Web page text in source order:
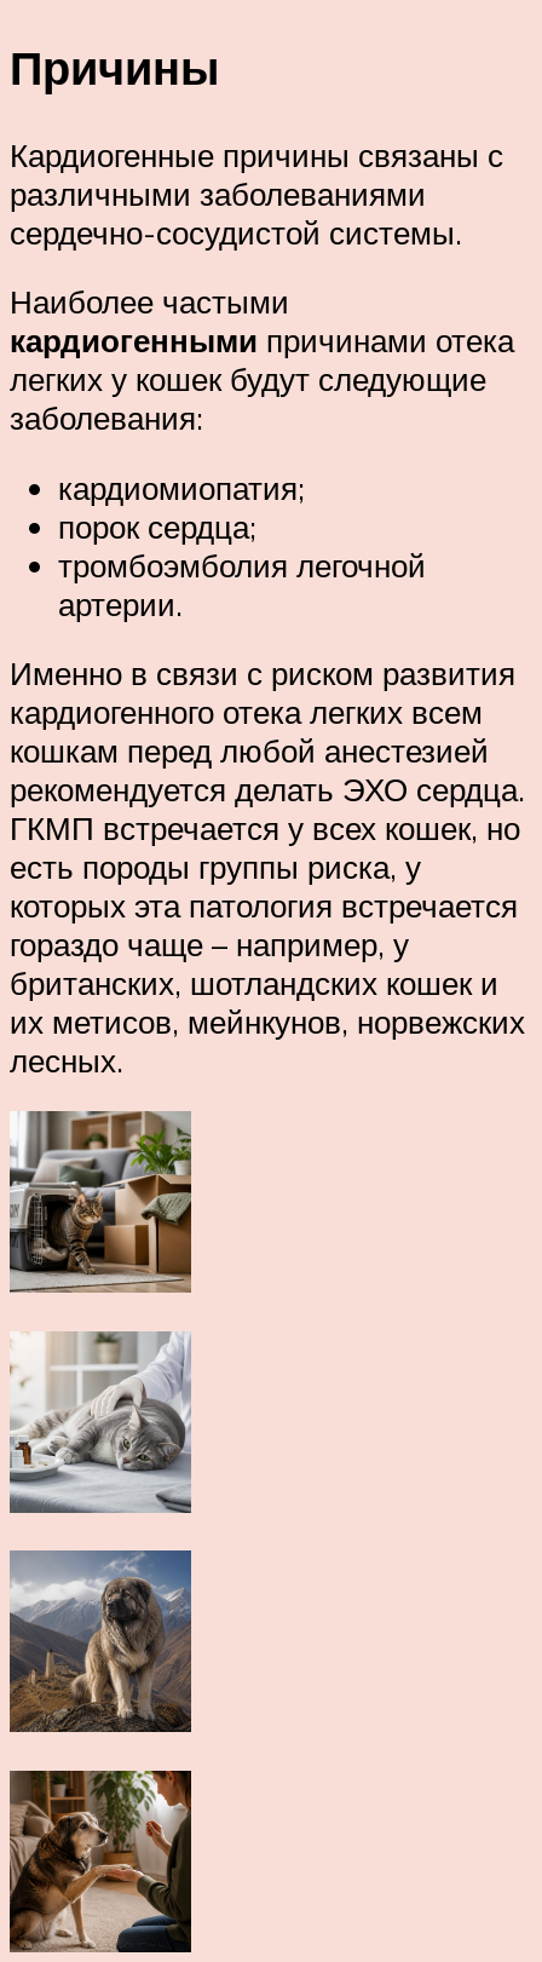
Причины
Кардиогенные причины связаны с
различными заболеваниями
сердечно-сосудистой системы.
Наиболее частыми
кардиогенными причинами отека
легких у кошек будут следующие
заболевания:
кардиомиопатия;
порок сердца;
тромбоэмболия легочной
артерии.
Именно в связи с риском развития
кардиогенного отека легких всем
кошкам перед любой анестезией
рекомендуется делать ЭХО сердца.
ГКМП встречается у всех кошек, но
есть породы группы риска, у
которых эта патология встречается
гораздо чаще – например, у
британских, шотландских кошек и
их метисов, мейнкунов, норвежских
лесных.